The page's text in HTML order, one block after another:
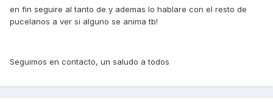
en fin seguire al tanto de y ademas lo hablare con el resto de
pucelanos a ver si alguno se anima tb!
Seguimos en contacto, un saludo a todos